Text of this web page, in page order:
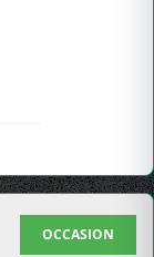
OCCASION